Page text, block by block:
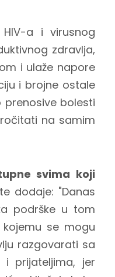
a i virusnog
zdravlja,
i ulaže napore
i brojne ostale
bolesti
na samim
svima koji
te dodaje: "Danas
podrške u tom
se mogu
razgovarati sa
i prijateljima, jer